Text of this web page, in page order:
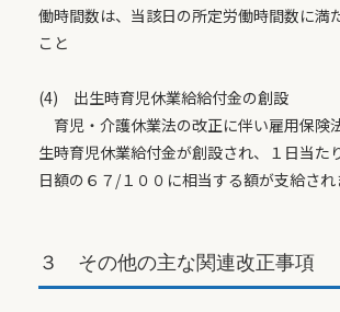
働時間数は、当該日の所定労働時間数に満
こと
(4) 出生時育児休業給給付金の創設
育児・介護休業法の改正に伴い雇用保険
生時育児休業給付金が創設され、１日当た
日額の６７/１００に相当する額が支給され
３ その他の主な関連改正事項